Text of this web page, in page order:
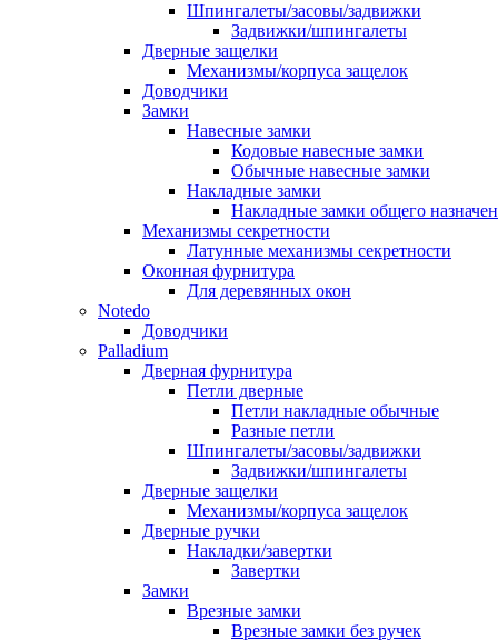
Шпингалеты/засовы/задвижки
Задвижки/шпингалеты
Дверные защелки
Механизмы/корпуса защелок
Доводчики
Замки
Навесные замки
Кодовые навесные замки
Обычные навесные замки
Накладные замки
Накладные замки общего
Механизмы секретности
Латунные механизмы секретности
Оконная фурнитура
Для деревянных окон
Notedo
Доводчики
Palladium
Дверная фурнитура
Петли дверные
Петли накладные обычные
Разные петли
Шпингалеты/засовы/задвижки
Задвижки/шпингалеты
Дверные защелки
Механизмы/корпуса защелок
Дверные ручки
Накладки/завертки
Завертки
Замки
Врезные замки
Врезные замки без ручек